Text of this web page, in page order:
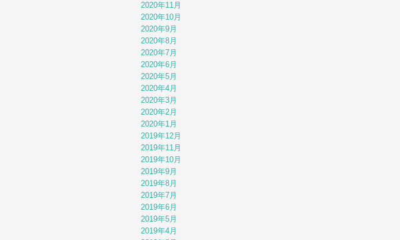
2020年11月
2020年10月
2020年9月
2020年8月
2020年7月
2020年6月
2020年5月
2020年4月
2020年3月
2020年2月
2020年1月
2019年12月
2019年11月
2019年10月
2019年9月
2019年8月
2019年7月
2019年6月
2019年5月
2019年4月